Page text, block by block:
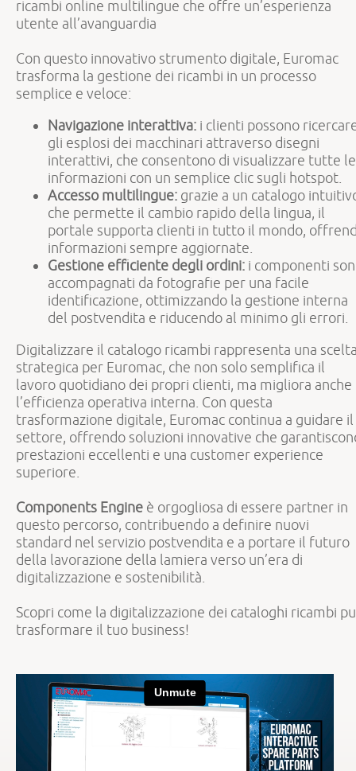
ricambi online multilingue che offre un’esperienza
utente all’avanguardia
Con questo innovativo strumento digitale, Euromac
trasforma la gestione dei ricambi in un processo
semplice e veloce:
Navigazione interattiva: i clienti possono
gli esplosi dei macchinari attraverso disegni
interattivi, che consentono di visualizzare tutte le
informazioni con un semplice clic sugli hotspot.
Accesso multilingue: grazie a un catalogo
che permette il cambio rapido della lingua, il
portale supporta clienti in tutto il mondo,
informazioni sempre aggiornate.
Gestione efficiente degli ordini: i componenti
accompagnati da fotografie per una facile
identificazione, ottimizzando la gestione interna
del postvendita e riducendo al minimo gli errori.
Digitalizzare il catalogo ricambi rappresenta una
strategica per Euromac, che non solo semplifica il
lavoro quotidiano dei propri clienti, ma migliora anche
l’efficienza operativa interna. Con questa
trasformazione digitale, Euromac continua a guidare il
settore, offrendo soluzioni innovative che
prestazioni eccellenti e una customer experience
superiore.
Components Engine è orgogliosa di essere partner in
questo percorso, contribuendo a definire nuovi
standard nel servizio postvendita e a portare il futuro
della lavorazione della lamiera verso un’era di
digitalizzazione e sostenibilità.
Scopri come la digitalizzazione dei cataloghi ricambi
trasformare il tuo business!